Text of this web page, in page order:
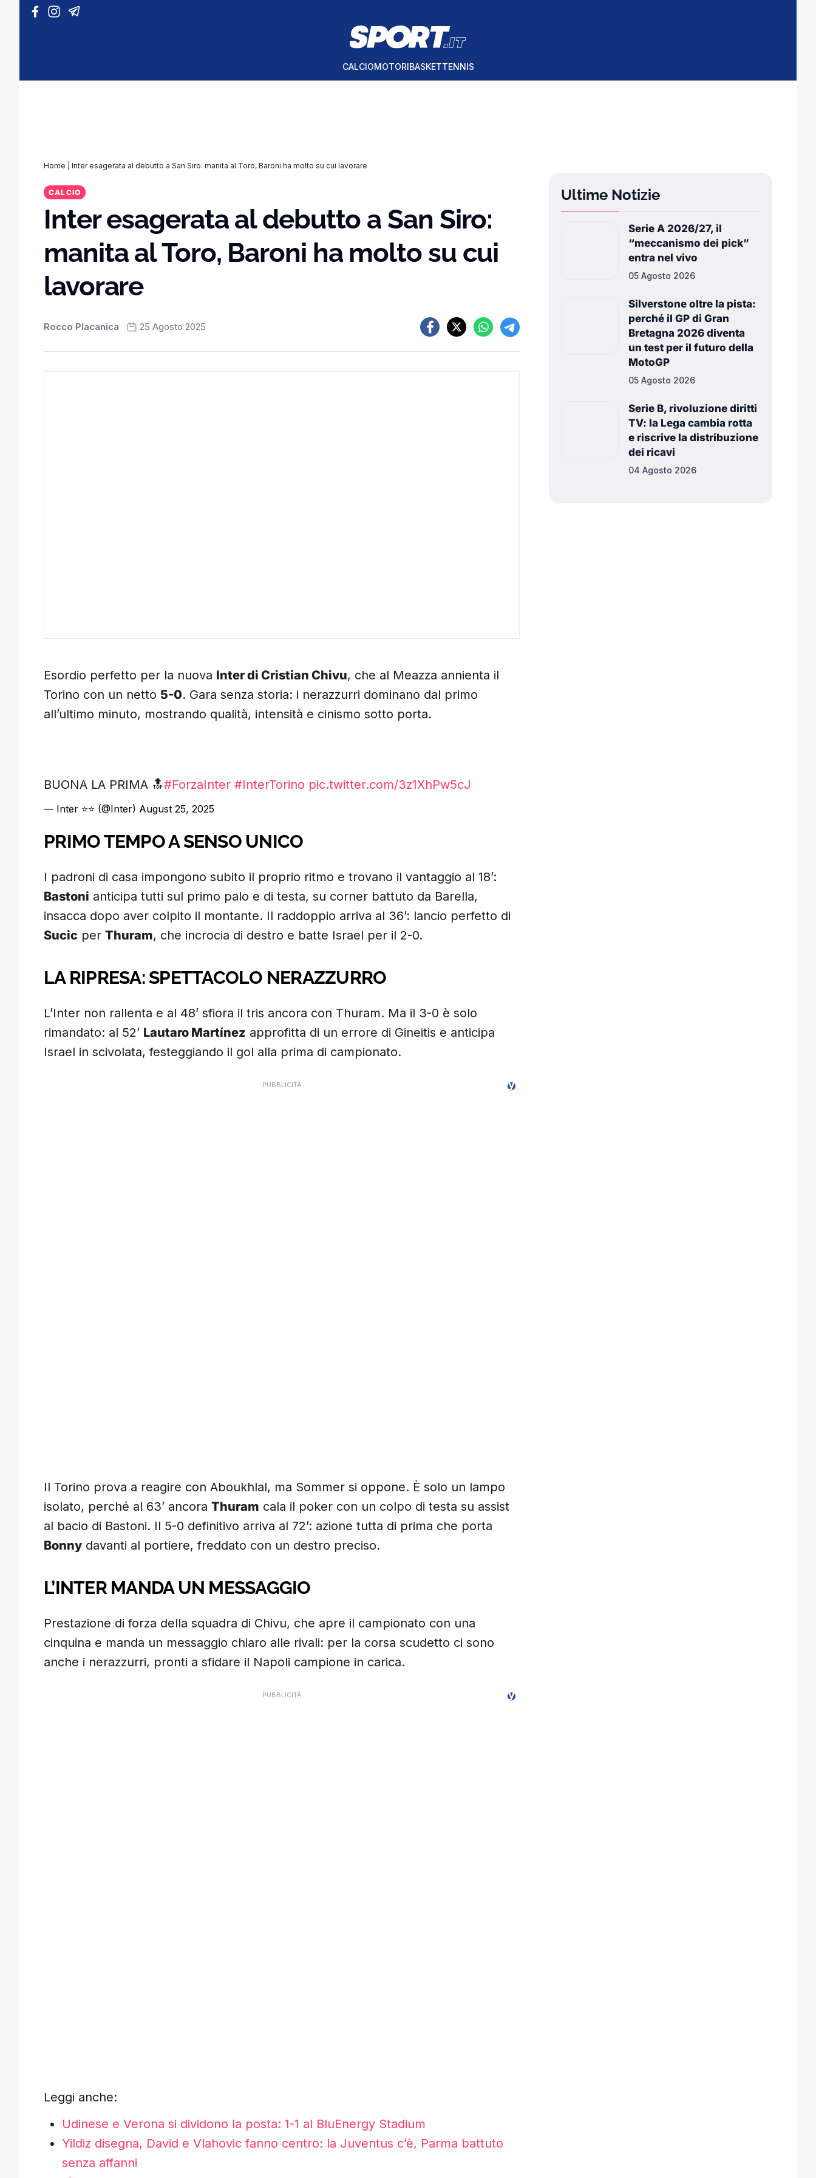
Vai al contenuto
CALCIOMOTORIBASKETTENNIS
Home Inter esagerata al debutto a San Siro: manita al Toro, Baroni ha molto su cui lavorare
CALCIO
Inter esagerata al debutto a San Siro:
manita al Toro, Baroni ha molto su cui
lavorare
Rocco Placanica 25 Agosto 2025
Esordio perfetto per la nuova Inter di Cristian Chivu, che al Meazza annienta il
Torino con un netto 5-0. Gara senza storia: i nerazzurri dominano dal primo
all’ultimo minuto, mostrando qualità, intensità e cinismo sotto porta.
BUONA LA PRIMA 🔝#ForzaInter #InterTorino pic.twitter.com/3z1XhPw5cJ
— Inter ⭐⭐ (@Inter) August 25, 2025
PRIMO TEMPO A SENSO UNICO
I padroni di casa impongono subito il proprio ritmo e trovano il vantaggio al 18’:
Bastoni anticipa tutti sul primo palo e di testa, su corner battuto da Barella,
insacca dopo aver colpito il montante. Il raddoppio arriva al 36’: lancio perfetto di
Sucic per Thuram, che incrocia di destro e batte Israel per il 2-0.
LA RIPRESA: SPETTACOLO NERAZZURRO
L’Inter non rallenta e al 48’ sfiora il tris ancora con Thuram. Ma il 3-0 è solo
rimandato: al 52’ Lautaro Martínez approfitta di un errore di Gineitis e anticipa
Israel in scivolata, festeggiando il gol alla prima di campionato.
Il Torino prova a reagire con Aboukhlal, ma Sommer si oppone. È solo un lampo
isolato, perché al 63’ ancora Thuram cala il poker con un colpo di testa su assist
al bacio di Bastoni. Il 5-0 definitivo arriva al 72’: azione tutta di prima che porta
Bonny davanti al portiere, freddato con un destro preciso.
L’INTER MANDA UN MESSAGGIO
Prestazione di forza della squadra di Chivu, che apre il campionato con una
cinquina e manda un messaggio chiaro alle rivali: per la corsa scudetto ci sono
anche i nerazzurri, pronti a sfidare il Napoli campione in carica.
Leggi anche:
Udinese e Verona si dividono la posta: 1-1 al BluEnergy Stadium
Yildiz disegna, David e Vlahovic fanno centro: la Juventus c’è, Parma battuto
senza affanni
Ultime Notizie
Serie A 2026/27, il
“meccanismo dei pick”
entra nel vivo
05 Agosto 2026
Silverstone oltre la pista:
perché il GP di Gran
Bretagna 2026 diventa
un test per il futuro della
MotoGP
05 Agosto 2026
Serie B, rivoluzione diritti
TV: la Lega cambia rotta
e riscrive la distribuzione
dei ricavi
04 Agosto 2026